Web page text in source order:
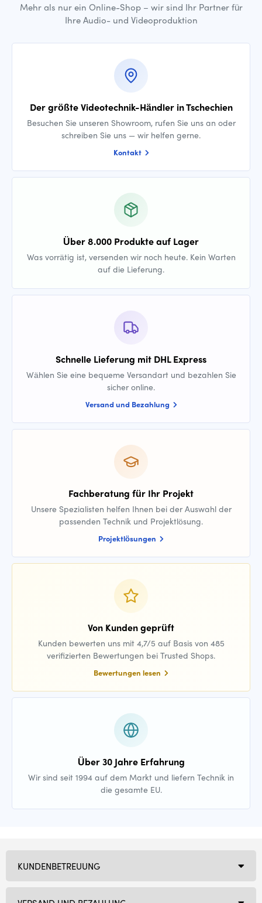
Mehr als nur ein Online-Shop – wir sind Ihr Partner für
Ihre Audio- und Videoproduktion
Der größte Videotechnik-Händler in Tschechien
Besuchen Sie unseren Showroom, rufen Sie uns an oder
schreiben Sie uns — wir helfen gerne.
Kontakt
Über 8.000 Produkte auf Lager
Was vorrätig ist, versenden wir noch heute. Kein Warten
auf die Lieferung.
Schnelle Lieferung mit DHL Express
Wählen Sie eine bequeme Versandart und bezahlen Sie
sicher online.
Versand und Bezahlung
Fachberatung für Ihr Projekt
Unsere Spezialisten helfen Ihnen bei der Auswahl der
passenden Technik und Projektlösung.
Projektlösungen
Von Kunden geprüft
Kunden bewerten uns mit 4,7/5 auf Basis von 485
verifizierten Bewertungen bei Trusted Shops.
Bewertungen lesen
Über 30 Jahre Erfahrung
Wir sind seit 1994 auf dem Markt und liefern Technik in
die gesamte EU.
KUNDENBETREUUNG